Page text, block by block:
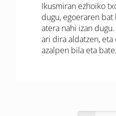
Ikusmiran ezhoiko
dugu, egoeraren bat
atera nahi izan
ari dira aldatzen, eta
azalpen bila eta